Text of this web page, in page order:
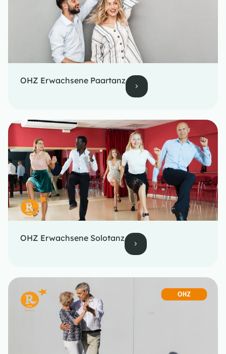
OHZ Erwachsene Paartanz
OHZ Erwachsene Solotanz